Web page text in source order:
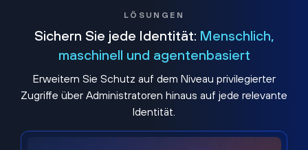
LÖSUNGEN
Sichern Sie jede Identität: Menschlich,
maschinell und agentenbasiert
Erweitern Sie Schutz auf dem Niveau privilegierter
Zugriffe über Administratoren hinaus auf jede relevante
Identität.